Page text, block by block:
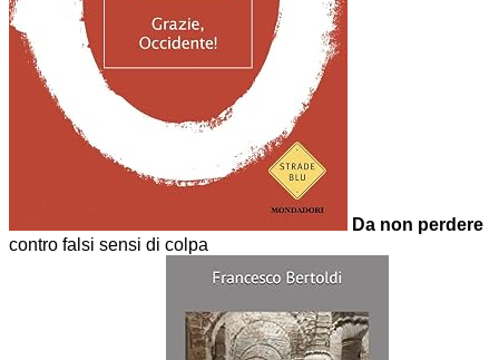
Da non perdere
contro falsi sensi di colpa